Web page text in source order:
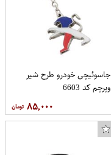
جاسوئیچی خودرو طرح شیر
وپرچم کد 6603
۸۵,۰۰۰